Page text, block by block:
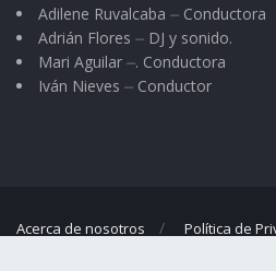
Adilene Ruvalcaba ⏤ Conductora
Adrián Flores ⏤ DJ y sonido.
Mari Aguilar ⏤. Conductora
Iván Nieves ⏤ Conductor
Acerca de nosotros Política de